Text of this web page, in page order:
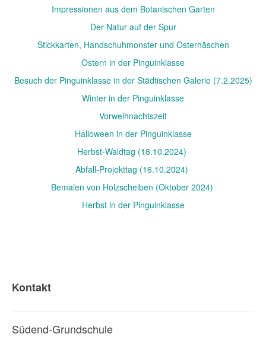
Impressionen aus dem Botanischen Garten
Der Natur auf der Spur
Stickkarten, Handschuhmonster und Osterhäschen
Ostern in der Pinguinklasse
Besuch der Pinguinklasse in der Städtischen Galerie (7.2.2025)
Winter in der Pinguinklasse
Vorweihnachtszeit
Halloween in der Pinguinklasse
Herbst-Waldtag (18.10.2024)
Abfall-Projekttag (16.10.2024)
Bemalen von Holzscheiben (Oktober 2024)
Herbst in der Pinguinklasse
Kontakt
Südend-Grundschule